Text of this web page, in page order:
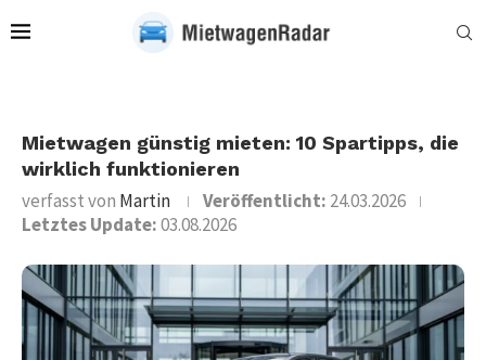
Mietwagen günstig mieten: 10 Spartipps, die
wirklich funktionieren
verfasst von Martin Veröffentlicht: 24.03.2026
Letztes Update:03.08.2026